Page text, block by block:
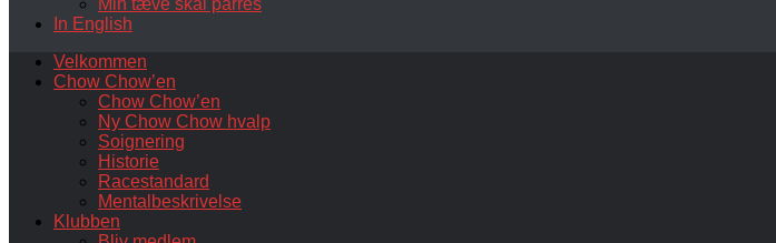
Min tæve skal parres
In English
Velkommen
Chow Chow’en
Chow Chow’en
Ny Chow Chow hvalp
Soignering
Historie
Racestandard
Mentalbeskrivelse
Klubben